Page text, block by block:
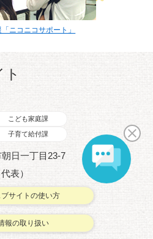
ニコニコサポート」
こども家庭課
子育て給付課
日一丁目23-7
表）
サイトの使い方
報の取り扱い